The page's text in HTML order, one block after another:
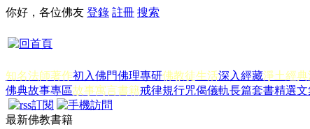
你好，各位佛友 登錄 註冊 搜索
知名法師著作初入佛門佛理專研佛教徒生活深入經藏淨土經典
佛典故事專區故事寓言書籍戒律規行咒偈儀軌長篇套書精選文
最新佛教書籍